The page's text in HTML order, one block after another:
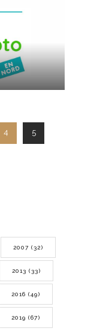
4 5
2007 (32)
2013 (33)
2016 (49)
2019 (67)